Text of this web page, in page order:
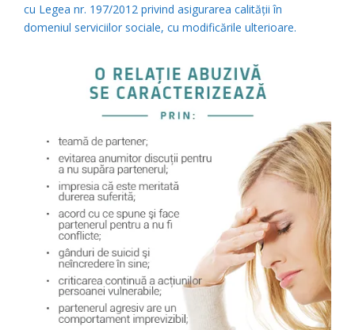
cu Legea nr. 197/2012 privind asigurarea calității în
domeniul serviciilor sociale, cu modificările ulterioare.